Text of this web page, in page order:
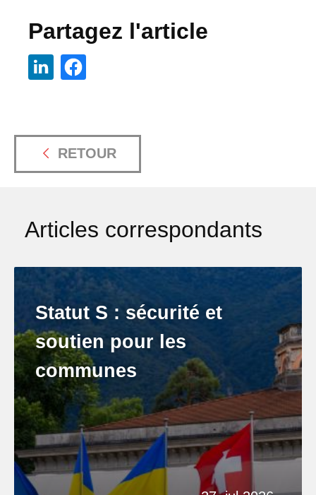
Partagez l'article
RETOUR
Articles correspondants
Statut S : sécurité et
soutien pour les
communes